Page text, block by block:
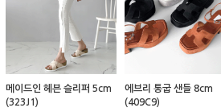
메이드인 헤븐 슬리퍼 5cm
(323J1)
에브리 통굽 샌들 8cm
(409C9)